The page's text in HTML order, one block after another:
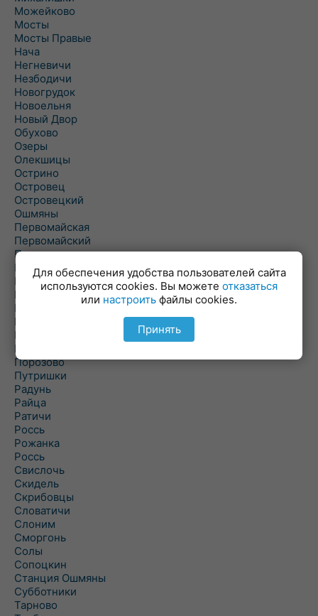
Можейково
Мосты
Мосты Правые
Нача
Негневичи
Незбодичи
Новогрудок
Новоельня
Новый Двор
Обухово
Озеры
Олекшицы
Острино
Островец
Островецкий
Ошмяны
Первомайская
Первомайский
Пески
Петревичи
Погородно
Пограничный
Подлабенье
Подольцы
Подороск
Поречье
Порозово
Путришки
Радунь
Райца
Ратичи
Роcсь
Рожанка
Россь
Свислочь
Скидель
Скрибовцы
Словатичи
Слоним
Сморгонь
Солы
Сопоцкин
Станция Ошмяны
Субботники
Тарново
Для обеспечения удобства пользователей сайта
используются cookies. Вы можете отказаться
или настроить файлы cookies.
Принять